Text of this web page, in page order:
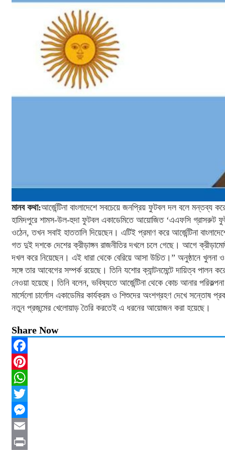
মানব কথা:আর্জেন্টিনা বাংলাদেশে সবচেয়ে জনপ্রিয় ফুটবল দল বলে
হামিদপুরে শামস-উল-হুদা ফুটবল একাডেমিতে আয়োজিত ‘এএফসি গ্রাসরুট
ওঠেন, তখন সবাই হাততালি দিয়েছেন। এটিই প্রমাণ করে আর্জেন্টিনা
গত দুই দশকে দেশের ক্রীড়াঙ্গন রাজনীতির দখলে চলে গেছে। আগে
দখল করে নিয়েছেন। এই ধারা থেকে বেরিয়ে আসা উচিত।” অনুষ্ঠানে খুলনা
সঙ্গে তার আবেগের সম্পর্ক রয়েছে। তিনি যশোর ক্যান্টনমেন্টে দায়িত্ব
নেওয়া হয়েছে। তিনি বলেন, ভবিষ্যতে আর্জেন্টিনা থেকে কোচ আনার
মার্সেলো চার্লোস একাডেমির কার্যক্রম ও শিশুদের অংশগ্রহণ দেখে
নতুন প্রজন্মের খেলোয়াড় তৈরি করতেই এ ধরনের আয়োজন করা হয়েছে।
Share Now
Facebook
Pinterest
WhatsApp
Twitter
Messenger
Email